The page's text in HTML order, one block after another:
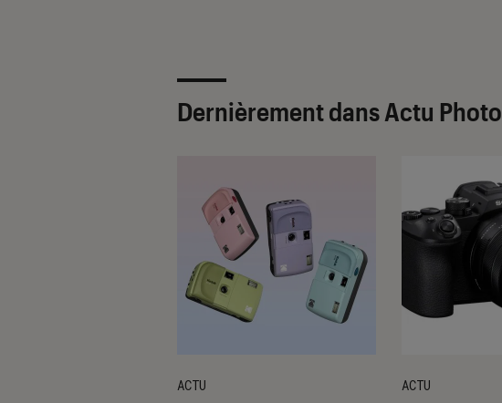
Dernièrement dans Actu Photo
ACTU ACTU